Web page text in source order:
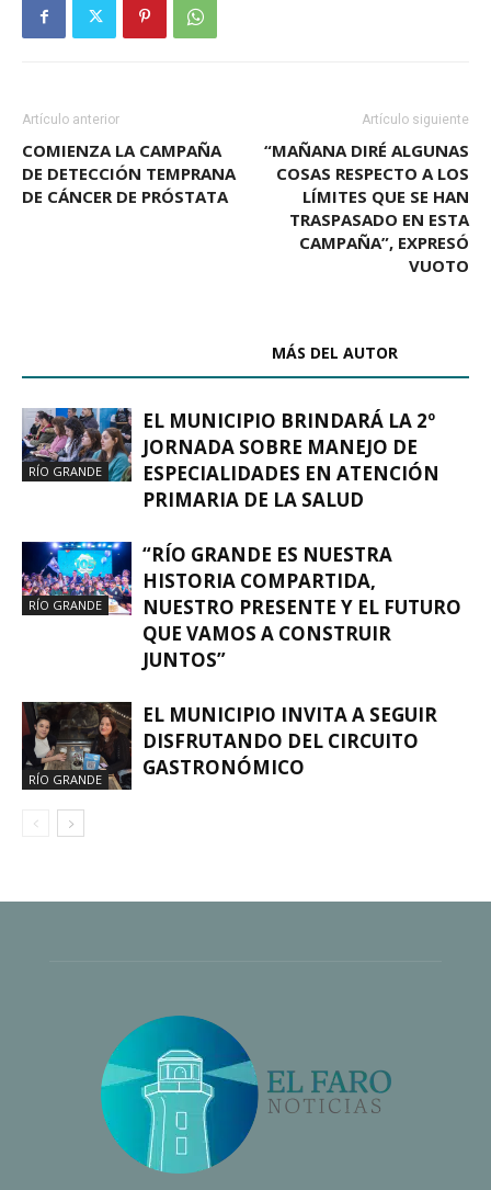
Artículo anterior
COMIENZA LA CAMPAÑA
DE DETECCIÓN TEMPRANA
DE CÁNCER DE PRÓSTATA
Artículo siguiente
“MAÑANA DIRÉ ALGUNAS
COSAS RESPECTO A LOS
LÍMITES QUE SE HAN
TRASPASADO EN ESTA
CAMPAÑA”, EXPRESÓ
VUOTO
MÁS DEL AUTOR
RÍO GRANDE
EL MUNICIPIO BRINDARÁ LA 2º
JORNADA SOBRE MANEJO DE
ESPECIALIDADES EN ATENCIÓN
PRIMARIA DE LA SALUD
RÍO GRANDE
“RÍO GRANDE ES NUESTRA
HISTORIA COMPARTIDA,
NUESTRO PRESENTE Y EL FUTURO
QUE VAMOS A CONSTRUIR
JUNTOS”
RÍO GRANDE
EL MUNICIPIO INVITA A SEGUIR
DISFRUTANDO DEL CIRCUITO
GASTRONÓMICO